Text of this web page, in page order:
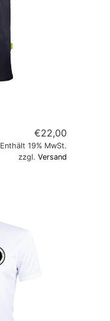
€22,00
Enthält 19% MwSt.
zzgl.Versand